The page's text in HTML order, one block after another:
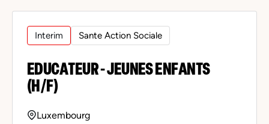
Interim Sante Action Sociale
EDUCATEUR - JEUNES ENFANTS
(H/F)
Luxembourg